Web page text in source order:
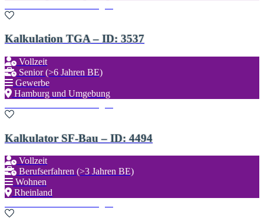
Kalkulation TGA – ID: 3537
Vollzeit
Senior (>6 Jahren BE)
Gewerbe
Hamburg und Umgebung
Kalkulator SF-Bau – ID: 4494
Vollzeit
Berufserfahren (>3 Jahren BE)
Wohnen
Rheinland